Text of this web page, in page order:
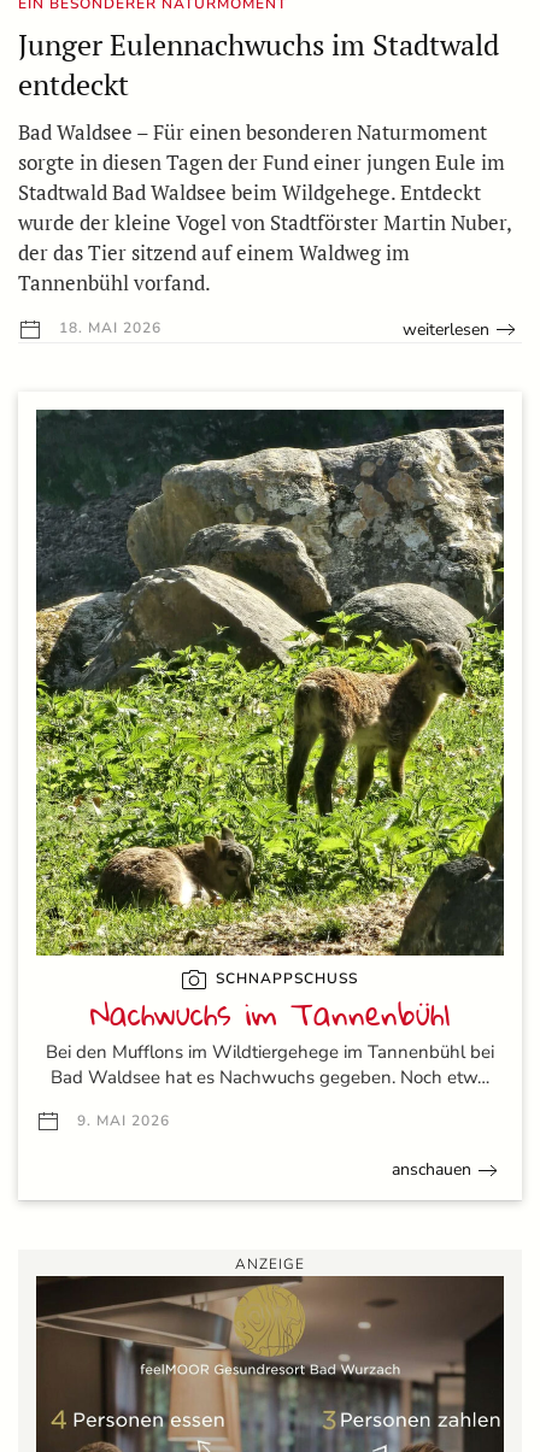
EIN BESONDERER NATURMOMENT
Junger Eulennachwuchs im Stadtwald
entdeckt
Bad Waldsee – Für einen besonderen Naturmoment
sorgte in diesen Tagen der Fund einer jungen Eule im
Stadtwald Bad Waldsee beim Wildgehege. Entdeckt
wurde der kleine Vogel von Stadtförster Martin Nuber,
der das Tier sitzend auf einem Waldweg im
Tannenbühl vorfand.
18. MAI 2026 weiterlesen
SCHNAPPSCHUSS
Nachwuchs im Tannenbühl
Bei den Mufflons im Wildtiergehege im Tannenbühl bei
Bad Waldsee hat es Nachwuchs gegeben. Noch etw…
9. MAI 2026
anschauen
ANZEIGE